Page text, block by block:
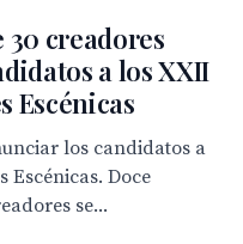
30 creadores
a los XXII
Escénicas
los candidatos a
Escénicas. Doce
se...